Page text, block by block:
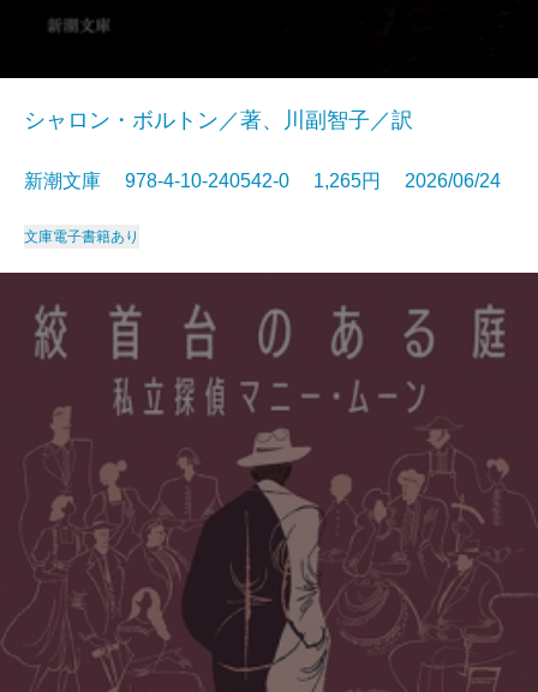
シャロン・ボルトン／著、川副智子／訳
新潮文庫 978-4-10-240542-0 1,265円 2026/06/24
文庫電子書籍あり